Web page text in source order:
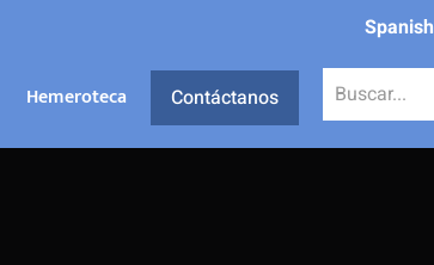
Spanish
Hemeroteca Contáctanos